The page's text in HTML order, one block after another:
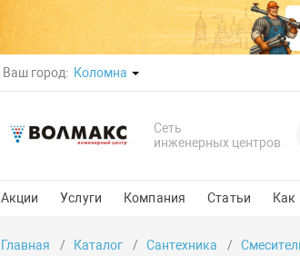
Ваш город: Коломна
Сеть
инженерных центров
Акции Услуги Компания Статьи Как
Главная Каталог Сантехника